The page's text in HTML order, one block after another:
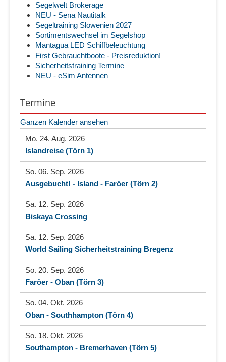
Segelwelt Brokerage
NEU - Sena Nautitalk
Segeltraining Slowenien 2027
Sortimentswechsel im Segelshop
Mantagua LED Schiffbeleuchtung
First Gebrauchtboote - Preisreduktion!
Sicherheitstraining Termine
NEU - eSim Antennen
Termine
Ganzen Kalender ansehen
Mo. 24. Aug. 2026
Islandreise (Törn 1)
So. 06. Sep. 2026
Ausgebucht! - Island - Faröer (Törn 2)
Sa. 12. Sep. 2026
Biskaya Crossing
Sa. 12. Sep. 2026
World Sailing Sicherheitstraining Bregenz
So. 20. Sep. 2026
Faröer - Oban (Törn 3)
So. 04. Okt. 2026
Oban - Southhampton (Törn 4)
So. 18. Okt. 2026
Southampton - Bremerhaven (Törn 5)